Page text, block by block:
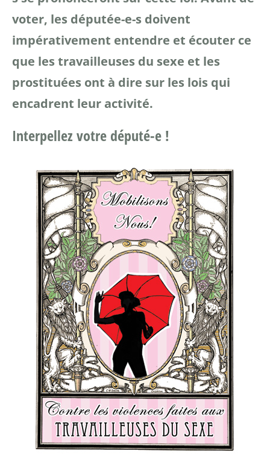
voter, les députée-e-s doivent
impérativement entendre et écouter ce
que les travailleuses du sexe et les
prostituées ont à dire sur les lois qui
encadrent leur activité.
Interpellez votre député-e !